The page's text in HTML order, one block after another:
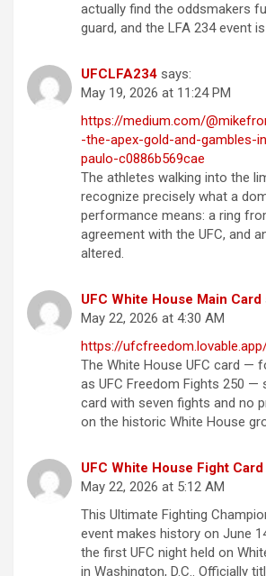
actually find the oddsmakers
guard, and the LFA 234 event
UFCLFA234 says:
May 19, 2026 at 11:24 PM
https://medium.com/
-the-apex-gold-and-gambles-
paulo-c0886b569cae
The athletes walking into the
recognize precisely what a
performance means: a ring
agreement with the UFC, and
altered.
UFC White House Main Card
May 22, 2026 at 4:30 AM
https://
The White House UFC card —
as UFC Freedom Fights 250 —
card with seven fights and no
on the historic White House
UFC White House Fight Card
May 22, 2026 at 5:12 AM
This Ultimate Fighting
event makes history on June
the first UFC night held on
in Washington, D.C.. Officially